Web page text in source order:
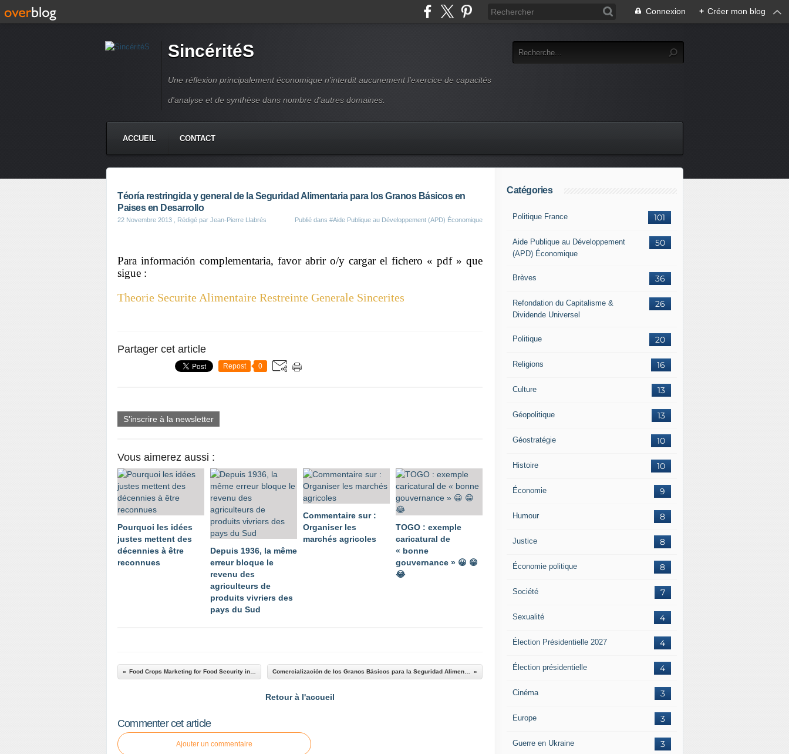
Connexion + Créer mon blog
SincéritéS
Une réflexion principalement économique n'interdit aucunement l'exercice de capacités
d'analyse et de synthèse dans nombre d'autres domaines.
ACCUEIL CONTACT
Téoría restringida y general de la Seguridad Alimentaria para los Granos Básicos en
Paises en Desarrollo
22 Novembre 2013 , Rédigé par Jean-Pierre Llabrés Publié dans #Aide Publique au Développement (APD) Économique
Para información complementaria, favor abrir o/y cargar el fichero « pdf » que
sigue :
Theorie Securite Alimentaire Restreinte Generale Sincerites
Partager cet article
Repost 0
S'inscrire à la newsletter
Vous aimerez aussi :
Pourquoi les idées
justes mettent des
décennies à être
reconnues
Depuis 1936, la même
erreur bloque le
revenu des
agriculteurs de
produits vivriers des
pays du Sud
Commentaire sur :
Organiser les
marchés agricoles
TOGO : exemple
caricatural de
« bonne
gouvernance » 😀 😁​​​​​​​
😂
Retour à l'accueil
Commenter cet article
Ajouter un commentaire
Catégories
101
Politique France
50
Aide Publique au Développement
(APD) Économique
36
Brèves
26
Refondation du Capitalisme &
Dividende Universel
20
Politique
16
Religions
13
Culture
13
Géopolitique
10
Géostratégie
10
Histoire
9
Économie
8
Humour
8
Justice
8
Économie politique
7
Société
4
Sexualité
4
Élection Présidentielle 2027
4
Élection présidentielle
3
Cinéma
3
Europe
3
Guerre en Ukraine